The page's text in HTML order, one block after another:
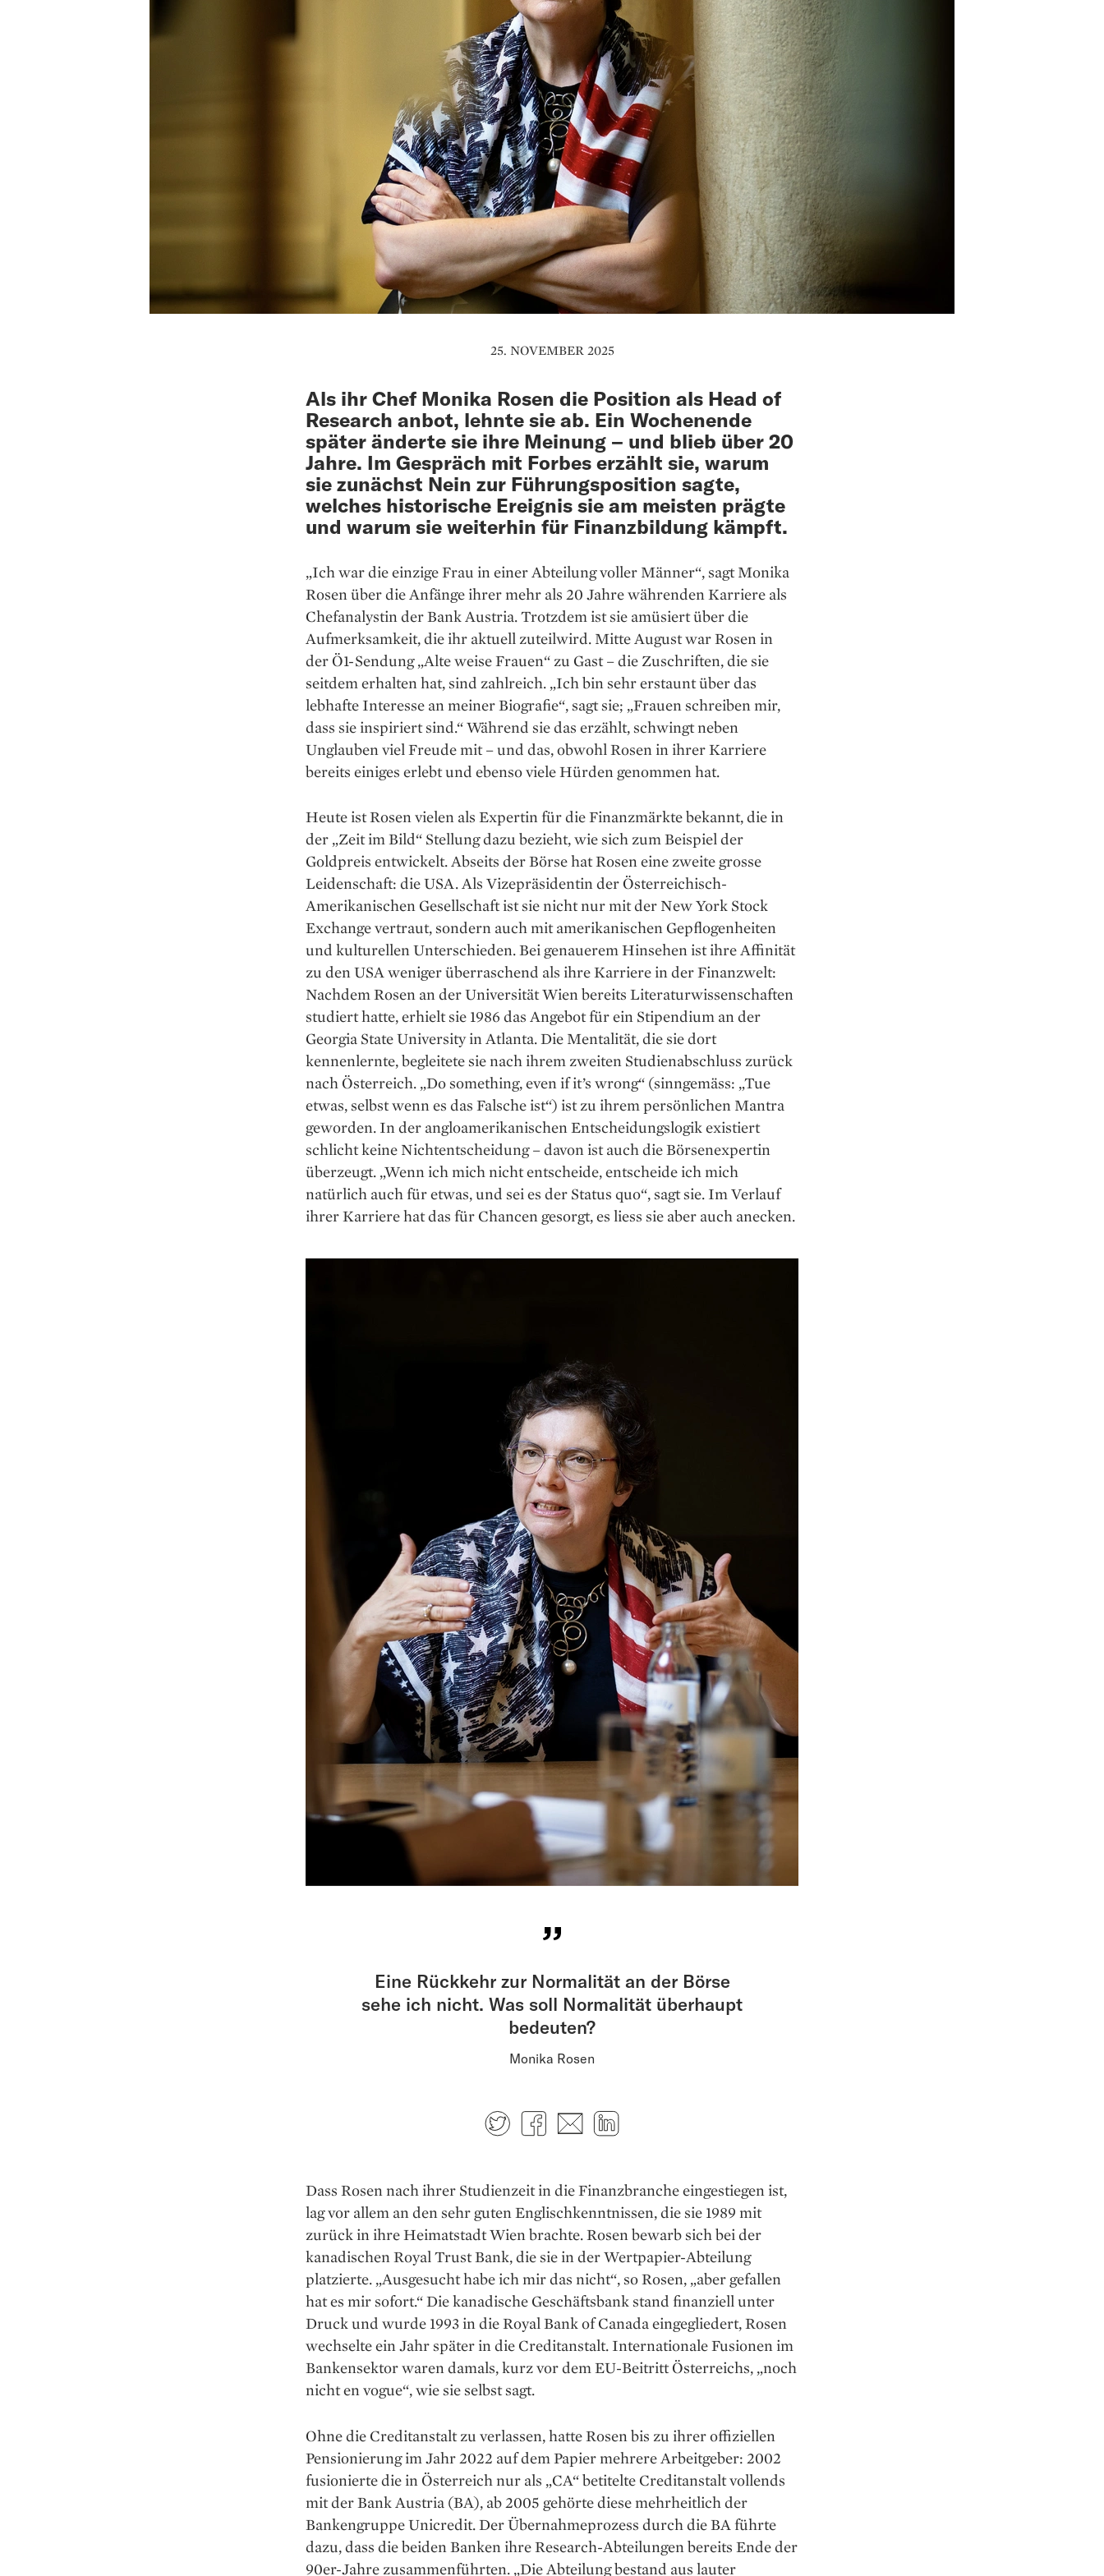
25. NOVEMBER 2025
Als ihr Chef Monika Rosen die Position als Head of
Research anbot, lehnte sie ab. Ein Wochenende
später änderte sie ihre Meinung – und blieb über 20
Jahre. Im Gespräch mit Forbes erzählt sie, warum
sie zunächst Nein zur Führungsposition sagte,
welches historische Ereignis sie am meisten prägte
und warum sie weiterhin für Finanzbildung kämpft.
„Ich war die einzige Frau in einer Abteilung voller ­Männer“, sagt Monika
Rosen über die Anfänge ihrer mehr als 20 Jahre währenden Karriere als
Chef­analystin der Bank Austria. Trotzdem ist sie amüsiert über die
Aufmerksamkeit, die ihr aktuell zuteilwird. Mitte August war Rosen in
der Ö1-Sendung „Alte weise Frauen“ zu Gast – die Zuschriften, die sie
seitdem erhalten hat, sind zahlreich. „Ich bin sehr erstaunt über das
lebhafte Interesse an meiner Biografie“, sagt sie; „Frauen schreiben mir,
dass sie inspiriert sind.“ Während sie das erzählt, schwingt neben
Unglauben viel Freude mit – und das, obwohl Rosen in ihrer Karriere
bereits einiges erlebt und ebenso viele Hürden genommen hat.
Heute ist Rosen vielen als Expertin für die Finanzmärkte bekannt, die in
der „Zeit im Bild“ Stellung dazu bezieht, wie sich zum Beispiel der
Goldpreis entwickelt. Abseits der Börse hat Rosen eine zweite grosse
Leidenschaft: die USA. Als Vizepräsidentin der Österreichisch-
Amerikanischen Gesellschaft ist sie nicht nur mit der New York Stock
Exchange vertraut, sondern auch mit amerikanischen Gepflogenheiten
und kulturellen Unterschieden. Bei genauerem Hinsehen ist ihre Affinität
zu den USA weniger überraschend als ihre Karriere in der Finanzwelt:
Nachdem Rosen an der Universität Wien bereits Literaturwissenschaften
studiert hatte, erhielt sie 1986 das Angebot für ein Stipendium an der
Georgia State University in Atlanta. Die Mentalität, die sie dort
kennenlernte, begleitete sie nach ihrem zweiten Studienabschluss zurück
nach Öster­reich. „Do some­thing, even if it’s wrong“ (sinn­gemäss: „Tue
etwas, selbst wenn es das Falsche ist“) ist zu ihrem persönlichen Mantra
geworden. In der angloamerikanischen Entscheidungslogik existiert
schlicht keine Nichtentscheidung – davon ist auch die Börsenexpertin
überzeugt. „Wenn ich mich nicht entscheide, entscheide ich mich
natürlich auch für etwas, und sei es der Status quo“, sagt sie. Im Verlauf
ihrer Karriere hat das für Chancen gesorgt, es liess sie aber auch anecken.
Eine Rückkehr zur Normalität an der Börse
sehe ich nicht. Was soll Normalität überhaupt
bedeuten?
Monika Rosen
TwitterFacebook
E-mail
Dass Rosen nach ihrer Studienzeit in die Finanz­branche eingestiegen ist,
lag vor allem an den sehr guten Englischkenntnissen, die sie 1989 mit
zurück in ihre Heimatstadt Wien brachte. Rosen bewarb sich bei der
kanadischen Royal Trust Bank, die sie in der Wertpapier-Abteilung
platzierte. „Ausgesucht habe ich mir das nicht“, so Rosen, „aber gefallen
hat es mir sofort.“ Die kanadische Geschäftsbank stand finanziell unter
Druck und wurde 1993 in die Royal Bank of Canada eingegliedert, Rosen
wechselte ein Jahr später in die Creditanstalt. Internationale Fusionen im
Bankensektor waren damals, kurz vor dem EU-Beitritt Österreichs, „noch
nicht en vogue“, wie sie selbst sagt.
Ohne die Creditanstalt zu verlassen, hatte ­Rosen bis zu ihrer offiziellen
Pensionierung im Jahr 2022 auf dem Papier mehrere Arbeitgeber: 2002
fusionierte die in Österreich nur als „CA“ betitelte ­Creditanstalt vollends
mit der Bank Austria (BA), ab 2005 gehörte diese mehrheitlich der
Bankengruppe Unicredit. Der Übernahme­prozess durch die BA führte
dazu, dass die beiden Banken ihre Research-­Abteilungen bereits Ende der
90er-Jahre zusammenführten. „Die Abteilung bestand aus lauter